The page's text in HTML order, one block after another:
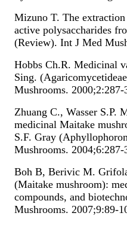
Mizuno T. The
active polysaccharides
(Review). Int J Med
Hobbs Ch.R. Medicinal
Sing.
Mushrooms. 2000;2:287-
Zhuang C., Wasser S.P.
medicinal Maitake
S.F. Gray
Mushrooms. 2004;6:287-
Boh B, Berivic M.
(Maitake mushroom):
compounds, and
Mushrooms. 2007;9:89-